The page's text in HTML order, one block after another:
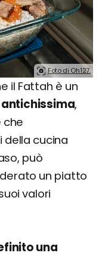
Foto di Oh127.
il Fattah è un
,
che
della cucina
può
un piatto
valori
una